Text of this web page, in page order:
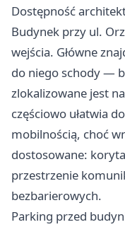
Dostępność
Budynek przy ul.
wejścia. Główne
do niego schody —
zlokalizowane jest
częściowo ułatwia
mobilnością, choć
dostosowane:
przestrzenie
bezbarierowych.
Parking przed